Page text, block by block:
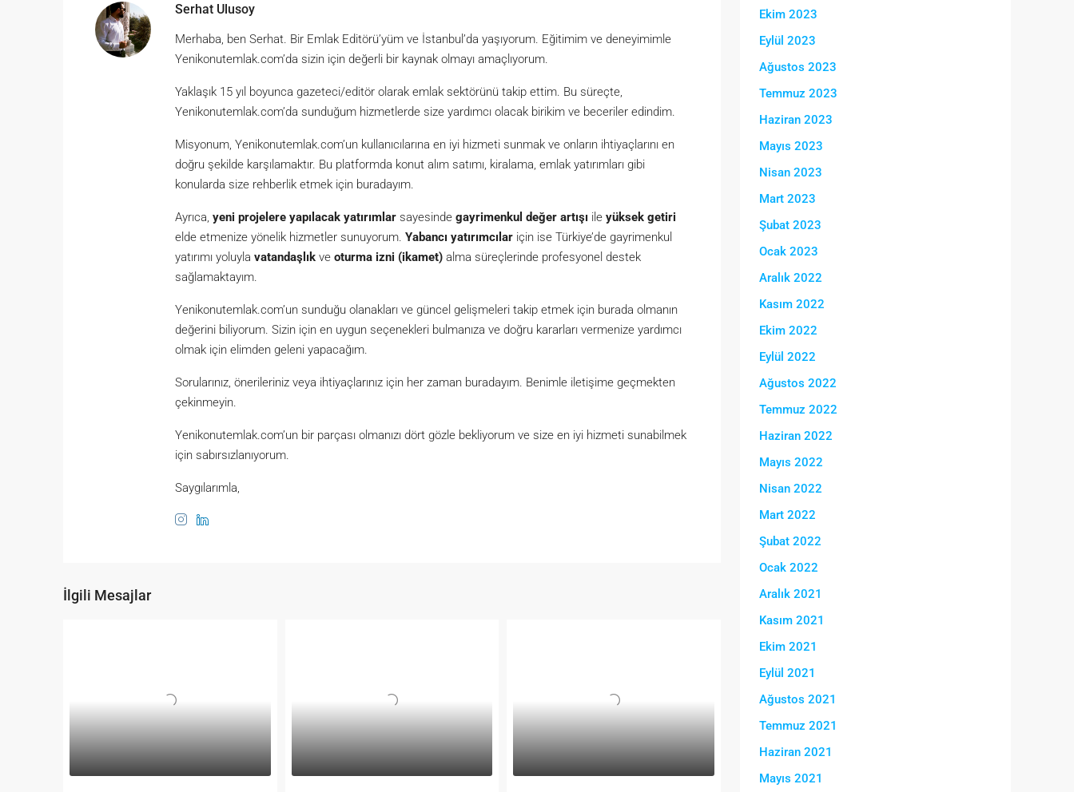
Serhat Ulusoy
Merhaba, ben Serhat. Bir Emlak Editörü’yüm ve İstanbul’da yaşıyorum. Eğitimim ve deneyimimle
Yenikonutemlak.com’da sizin için değerli bir kaynak olmayı amaçlıyorum.
Yaklaşık 15 yıl boyunca gazeteci/editör olarak emlak sektörünü takip ettim. Bu süreçte,
Yenikonutemlak.com’da sunduğum hizmetlerde size yardımcı olacak birikim ve beceriler edindim.
Misyonum, Yenikonutemlak.com’un kullanıcılarına en iyi hizmeti sunmak ve onların ihtiyaçlarını en
doğru şekilde karşılamaktır. Bu platformda konut alım satımı, kiralama, emlak yatırımları gibi
konularda size rehberlik etmek için buradayım.
Ayrıca, yeni projelere yapılacak yatırımlar sayesinde gayrimenkul değer artışı ile yüksek getiri
elde etmenize yönelik hizmetler sunuyorum. Yabancı yatırımcılar için ise Türkiye’de gayrimenkul
yatırımı yoluyla vatandaşlık ve oturma izni (ikamet) alma süreçlerinde profesyonel destek
sağlamaktayım.
Yenikonutemlak.com’un sunduğu olanakları ve güncel gelişmeleri takip etmek için burada olmanın
değerini biliyorum. Sizin için en uygun seçenekleri bulmanıza ve doğru kararları vermenize yardımcı
olmak için elimden geleni yapacağım.
Sorularınız, önerileriniz veya ihtiyaçlarınız için her zaman buradayım. Benimle iletişime geçmekten
çekinmeyin.
Yenikonutemlak.com’un bir parçası olmanızı dört gözle bekliyorum ve size en iyi hizmeti sunabilmek
için sabırsızlanıyorum.
Saygılarımla,
İlgili Mesajlar
Ekim 2023
Eylül 2023
Ağustos 2023
Temmuz 2023
Haziran 2023
Mayıs 2023
Nisan 2023
Mart 2023
Şubat 2023
Ocak 2023
Aralık 2022
Kasım 2022
Ekim 2022
Eylül 2022
Ağustos 2022
Temmuz 2022
Haziran 2022
Mayıs 2022
Nisan 2022
Mart 2022
Şubat 2022
Ocak 2022
Aralık 2021
Kasım 2021
Ekim 2021
Eylül 2021
Ağustos 2021
Temmuz 2021
Haziran 2021
Mayıs 2021